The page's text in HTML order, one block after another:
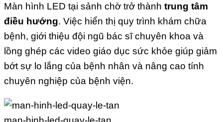
Màn hình LED tại sảnh chờ trở thành trung tâm
điều hướng. Việc hiển thị quy trình khám chữa
bệnh, giới thiệu đội ngũ bác sĩ chuyên khoa và
lồng ghép các video giáo dục sức khỏe giúp giảm
bớt sự lo lắng của bệnh nhân và nâng cao tính
chuyên nghiệp của bệnh viện.